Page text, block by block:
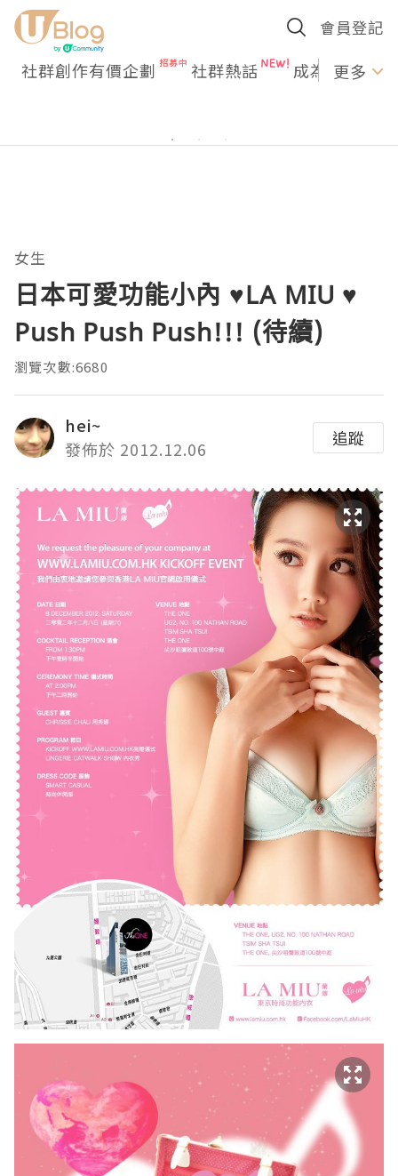
會員登記
社群創作有價企劃 社群熱話 成為U更多
女生
日本可愛功能小內 ♥LA MIU ♥
Push Push Push!!! (待續)
瀏覽次數:6680
hei~
發佈於 2012.12.06
追蹤